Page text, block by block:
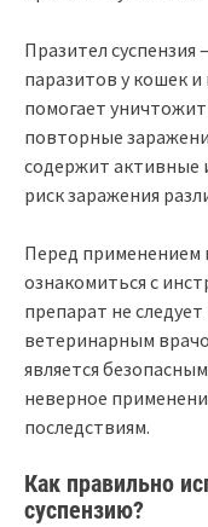
Празител суспензия
паразитов у кошек
помогает
повторные
содержит активные
риск заражения
Перед применением
ознакомиться с
препарат не
ветеринарным
является
неверное
последствиям.
Как правильно
суспензию?